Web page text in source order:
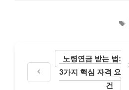
노령연금 받는 법:
3가지 핵심 자격 요
건